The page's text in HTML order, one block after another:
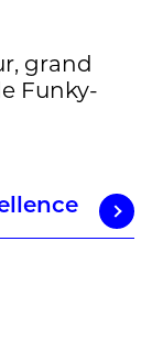
grand
Funky-